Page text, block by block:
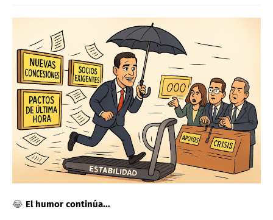
😂 El humor continúa...